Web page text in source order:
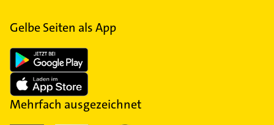
Gelbe Seiten als App
Mehrfach ausgezeichnet